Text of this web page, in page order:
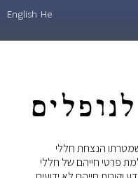
He
English
הנצחת חללי
פרטי חייהם של חללי